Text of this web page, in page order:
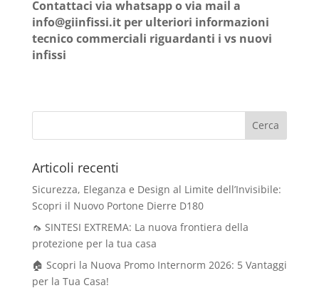
Contattaci via whatsapp o via mail a
ti.issifniig
@ofni
per ulteriori informazioni
tecnico commerciali riguardanti i vs nuovi
infissi
Articoli recenti
Sicurezza, Eleganza e Design al Limite dell’Invisibile:
Scopri il Nuovo Portone Dierre D180
🦟 SINTESI EXTREMA: La nuova frontiera della
protezione per la tua casa
🏠 Scopri la Nuova Promo Internorm 2026: 5 Vantaggi
per la Tua Casa!